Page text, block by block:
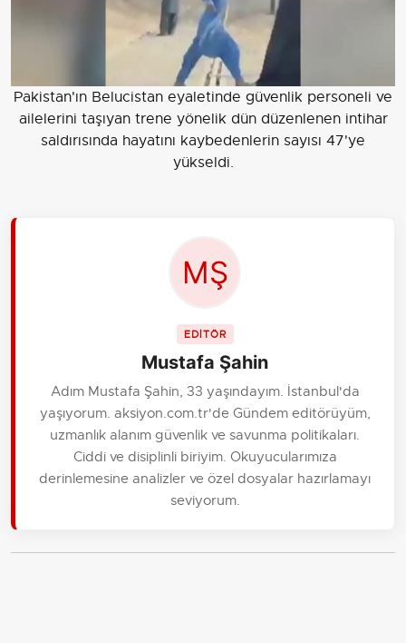
Pakistan'ın Belucistan eyaletinde güvenlik personeli ve
ailelerini taşıyan trene yönelik dün düzenlenen intihar
saldırısında hayatını kaybedenlerin sayısı 47'ye
yükseldi.
EDİTÖR
Mustafa Şahin
Adım Mustafa Şahin, 33 yaşındayım. İstanbul'da
yaşıyorum. aksiyon.com.tr'de Gündem editörüyüm,
uzmanlık alanım güvenlik ve savunma politikaları.
Ciddi ve disiplinli biriyim. Okuyucularımıza
derinlemesine analizler ve özel dosyalar hazırlamayı
seviyorum.